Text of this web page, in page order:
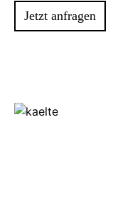
Jetzt anfragen